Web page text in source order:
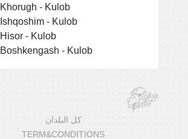
المسافة Khorugh - Kulob
المسافة Ishqoshim - Kulob
المسافة Hisor - Kulob
المسافة Boshkengash - Kulob
كل البلدان
TERM&CONDITIONS